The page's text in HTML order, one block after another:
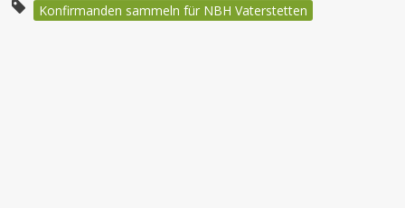
Konfirmanden sammeln für NBH Vaterstetten